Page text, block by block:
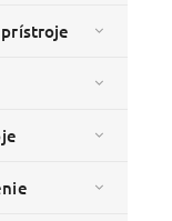
prístroje